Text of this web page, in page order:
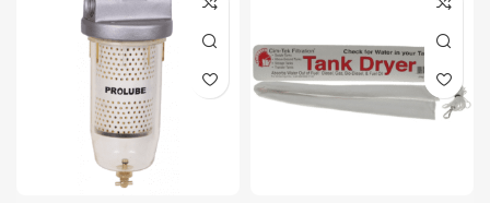
ПРОПУСКНАЯ СПОСОБНОСТЬ
л/
мин
ПРОПУСКНАЯ